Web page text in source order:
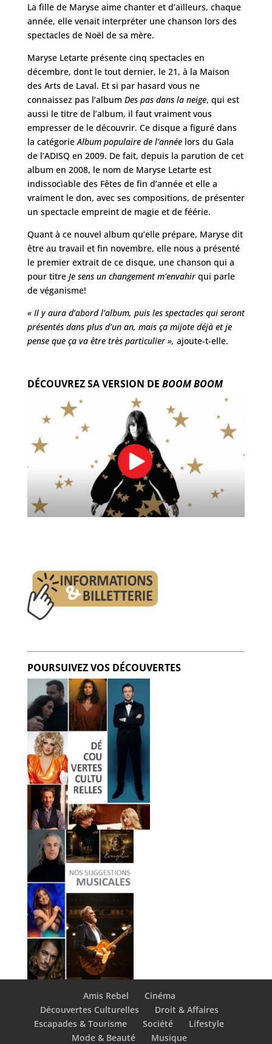
La fille de Maryse aime chanter et d’ailleurs, chaque
année, elle venait interpréter une chanson lors des
spectacles de Noël de sa mère.
Maryse Letarte présente cinq spectacles en
décembre, dont le tout dernier, le 21, à la Maison
des Arts de Laval. Et si par hasard vous ne
connaissez pas l’album Des pas dans la neige, qui est
aussi le titre de l’album, il faut vraiment vous
empresser de le découvrir. Ce disque a figuré dans
la catégorie Album populaire de l’annéelors du Gala
de l’ADISQ en 2009. De fait, depuis la parution de cet
album en 2008, le nom de Maryse Letarte est
indissociable des Fêtes de fin d’année et elle a
vraiment le don, avec ses compositions, de présenter
un spectacle empreint de magie et de féérie.
Quant à ce nouvel album qu’elle prépare, Maryse dit
être au travail et fin novembre, elle nous a présenté
le premier extrait de ce disque, une chanson qui a
pour titre Je sens un changement m’envahirqui parle
de véganisme!
« Il y aura d’abord l’album, puis les spectacles qui seront
présentés dans plus d’un an, mais ça mijote déjà et je
pense que ça va être très particulier », ajoute-t-elle.
DÉCOUVREZ SA VERSION DE BOOM BOOM
POURSUIVEZ VOS DÉCOUVERTES
Amis Rebel
Cinéma
Découvertes Culturelles
Droit & Affaires
Escapades & Tourisme
Société
Lifestyle
Mode & Beauté
Musique